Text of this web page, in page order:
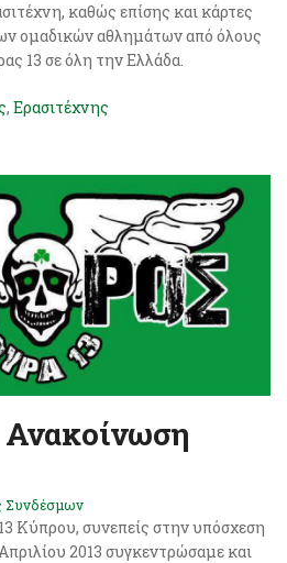
καθώς επίσης και κάρτες
ομαδικών αθλημάτων από όλους
13 σε όλη την Ελλάδα.
, Ερασιτέχνης
Συνδέσμων
Κύπρου, συνεπείς στην υπόσχεση
2013 συγκεντρώσαμε και